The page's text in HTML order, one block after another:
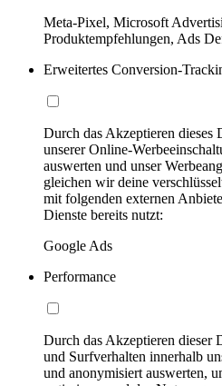
Meta-Pixel, Microsoft
Produktempfehlungen, Ads
Erweitertes Conversion-
Durch das Akzeptieren
unserer Online-
auswerten und unser
gleichen wir deine
mit folgenden externen
Dienste bereits nutzt:
Google Ads
Performance
Durch das Akzeptieren dieser
und Surfverhalten innerhalb
und anonymisiert auswerten,